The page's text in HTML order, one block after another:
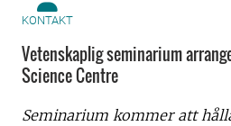
KONTAKT
Vetenskaplig seminarium
Science Centre
Seminarium kommer att